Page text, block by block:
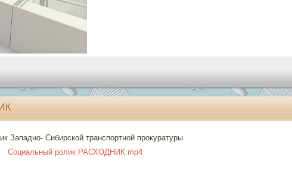
Западно- Сибирской транспортной прокуратуры
Социальный ролик РАСХОДНИК.mp4